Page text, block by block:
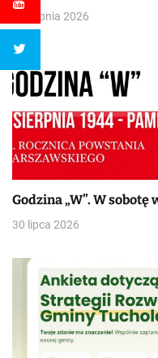
4 sierpnia 2026
Godzina „W”. W
30 lipca 2026